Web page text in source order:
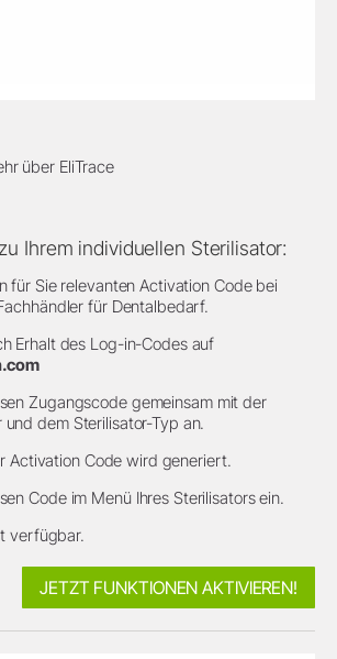
über EliTrace
Ihrem individuellen Sterilisator:
für Sie relevanten Activation Code bei
für Dentalbedarf.
Erhalt des Log-in-Codes auf
Zugangscode gemeinsam mit der
und dem Sterilisator-Typ an.
Activation Code wird generiert.
Code im Menü Ihres Sterilisators ein.
verfügbar.
JETZT FUNKTIONEN AKTIVIEREN!